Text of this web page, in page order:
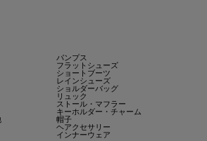
パンプス
フラットシューズ
ショートブーツ
レインシューズ
ショルダーバッグ
リュック
ストール・マフラー
キーホルダー・チャーム
帽子
ヘアクセサリー
インナーウェア